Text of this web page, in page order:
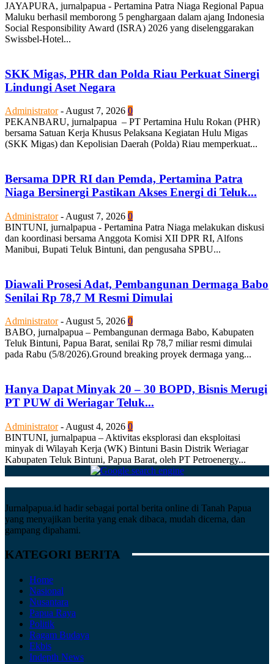
JAYAPURA, jurnalpapua - Pertamina Patra Niaga Regional Papua
Maluku berhasil memborong 5 penghargaan dalam ajang Indonesia
Social Responsibility Award (ISRA) 2026 yang diselenggarakan
Swissbel-Hotel...
SKK Migas, PHR dan Polda Riau Perkuat Sinergi
Lindungi Aset Negara
Administrator -August 7, 2026 0
PEKANBARU, jurnalpapua – PT Pertamina Hulu Rokan (PHR)
bersama Satuan Kerja Khusus Pelaksana Kegiatan Hulu Migas
(SKK Migas) dan Kepolisian Daerah (Polda) Riau memperkuat...
Bersama DPR RI dan Pemda, Pertamina Patra
Niaga Bersinergi Pastikan Akses Energi di Teluk...
Administrator - August 7, 2026 0
BINTUNI, jurnalpapua - Pertamina Patra Niaga melakukan diskusi
dan koordinasi bersama Anggota Komisi XII DPR RI, Alfons
Manibui, Bupati Teluk Bintuni, dan pengusaha SPBU...
Diawali Prosesi Adat, Pembangunan Dermaga Babo
Senilai Rp 78,7 M Resmi Dimulai
Administrator - August 5, 2026 0
BABO, jurnalpapua – Pembangunan dermaga Babo, Kabupaten
Teluk Bintuni, Papua Barat, senilai Rp 78,7 miliar resmi dimulai
pada Rabu (5/8/2026).Ground breaking proyek dermaga yang...
Hanya Dapat Minyak 20 – 30 BOPD, Bisnis Merugi
PT PUW di Weriagar Teluk...
Administrator - August 4, 2026 0
BINTUNI, jurnalpapua – Aktivitas eksplorasi dan eksploitasi
minyak di Wilayah Kerja (WK) Bintuni Basin Distrik Weriagar
Kabupaten Teluk Bintuni, Papua Barat, oleh PT Petroenergy...
Jurnalpapua.id hadir sebagai portal berita online di Tanah Papua
yang menyajikan berita yang enak dibaca, mudah dicerna, dan
gampang dipahami.
KATEGORI BERITA
Home
Nasional
Nusantara
Papua Raya
Politik
Ragam Budaya
Ekbis
Indepth News